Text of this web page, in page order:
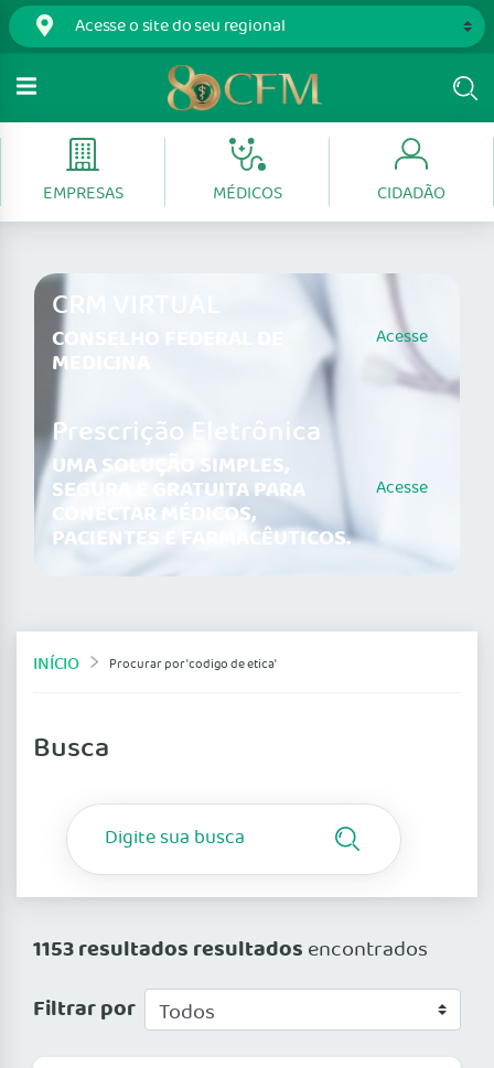
EMPRESAS MÉDICOS CIDADÃO
CRM VIRTUAL
CONSELHO FEDERAL DE
MEDICINA
Acesse
Prescrição Eletrônica
UMA SOLUÇÃO SIMPLES,
SEGURA E GRATUITA PARA
CONECTAR MÉDICOS,
PACIENTES E FARMACÊUTICOS.
Acesse
INÍCIO Procurar por 'codigo de etica'
Busca
1153 resultados resultados encontrados
Filtrar por